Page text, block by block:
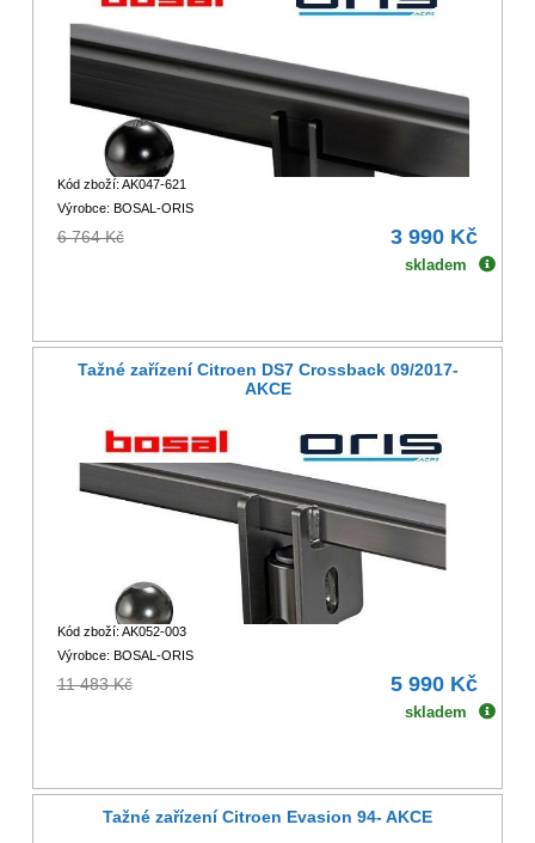
Kód zboží: AK047-621
Výrobce: BOSAL-ORIS
6 764 Kč 3 990 Kč
skladem
Tažné zařízení Citroen DS7 Crossback 09/2017-
AKCE
Kód zboží: AK052-003
Výrobce: BOSAL-ORIS
11 483 Kč 5 990 Kč
skladem
Tažné zařízení Citroen Evasion 94- AKCE